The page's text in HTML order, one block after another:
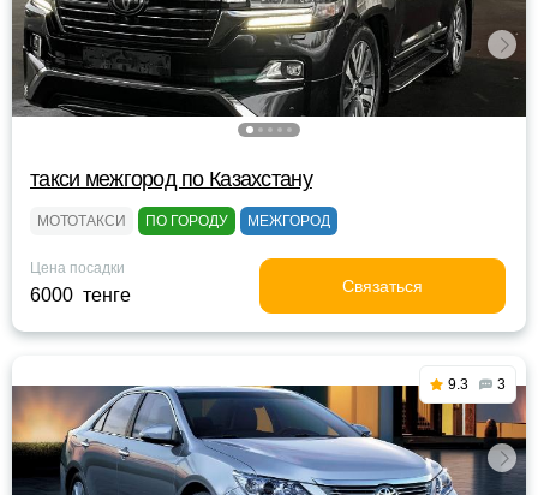
такси межгород по Казахстану
МОТОТАКСИ ПО ГОРОДУ МЕЖГОРОД
Цена посадки
6000 тенге Связаться
9.3 3